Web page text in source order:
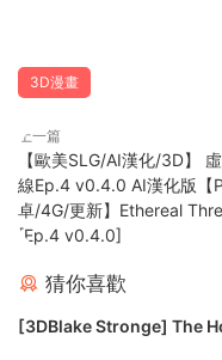
3D漫畫
上一篇
【歐美SLG/AI漢化/3D】
線Ep.4 v0.4.0 AI漢化版【
卓/4G/更新】Ethereal
[Ep.4 v0.4.0]
猜你喜歡
[3DBlake Stronge] The